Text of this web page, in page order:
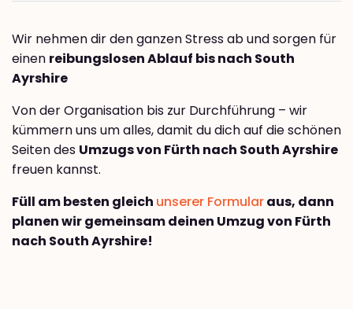
Wir nehmen dir den ganzen Stress ab und sorgen für
einen reibungslosen Ablauf bis nach South
Ayrshire
Von der Organisation bis zur Durchführung – wir
kümmern uns um alles, damit du dich auf die schönen
Seiten des Umzugs von Fürth nach South Ayrshire
freuen kannst.
Füll am besten gleich unserer Formularaus, dann
planen wir gemeinsam deinen Umzug von Fürth
nach South Ayrshire!